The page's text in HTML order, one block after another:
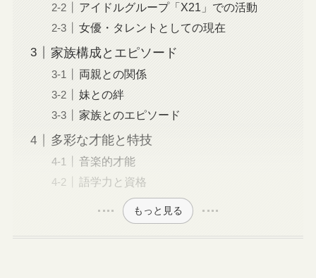
アイドルグループ「X21」での活動
女優・タレントとしての現在
家族構成とエピソード
両親との関係
妹との絆
家族とのエピソード
多彩な才能と特技
音楽的才能
語学力と資格
もっと見る